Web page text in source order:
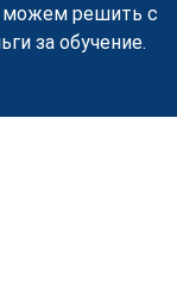
можем решить с
за обучение.